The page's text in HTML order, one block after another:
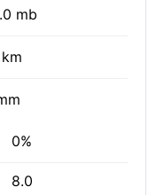
mb
0%
8.0